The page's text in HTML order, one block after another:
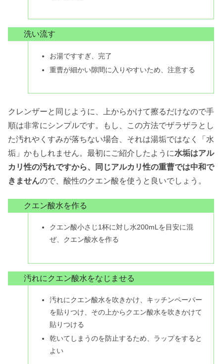
洗い流す
お湯ですすぎ、完了
重曹が細かい隙間に入りやすいため、注意する
クレンザーと同じように、上からかけて擦るだけなので手
順は非常にシンプルです。もし、この方法でザラザラとし
た汚れやくすみが落ちない場合、それは湯垢ではなく「水
垢」かもしれません。最初にご紹介したように水垢はアル
カリ性の汚れですから、同じアルカリ性の重曹では中和で
きませんので、酸性のクエン酸を使うと良いでしょう。
クエン酸水を作る
クエン酸小さじ1杯に対し水200mLを目安に混
ぜ、クエン酸水を作る
汚れにクエン酸水をなじませる
汚れにクエン酸水を吹きかけ、キッチンペーパー
を貼りつけ、その上からクエン酸水を吹きかけて
貼りつける
乾いてしまうのを防止するため、ラップをすると
よい